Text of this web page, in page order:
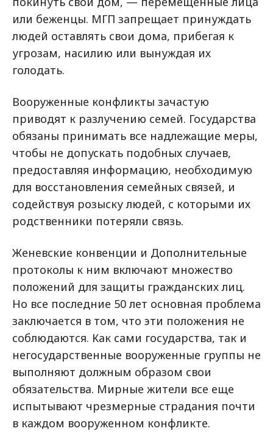
или беженцы. МГП запрещает принуждать
людей оставлять свои дома, прибегая к
угрозам, насилию или вынуждая их
голодать.
Вооруженные конфликты зачастую
приводят к разлучению семей. Государства
обязаны принимать все надлежащие меры,
чтобы не допускать подобных случаев,
предоставляя информацию, необходимую
для восстановления семейных связей, и
содействуя розыску людей, с которыми их
родственники потеряли связь.
Женевские конвенции и Дополнительные
протоколы к ним включают множество
положений для защиты гражданских лиц.
Но все последние 50 лет основная проблема
заключается в том, что эти положения не
соблюдаются. Как сами государства, так и
негосударственные вооруженные группы не
выполняют должным образом свои
обязательства. Мирные жители все еще
испытывают чрезмерные страдания почти
в каждом вооруженном конфликте.